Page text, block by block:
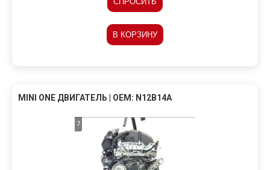
В КОРЗИНУ
MINI ONE ДВИГАТЕЛЬ | OEM: N12B14A
7